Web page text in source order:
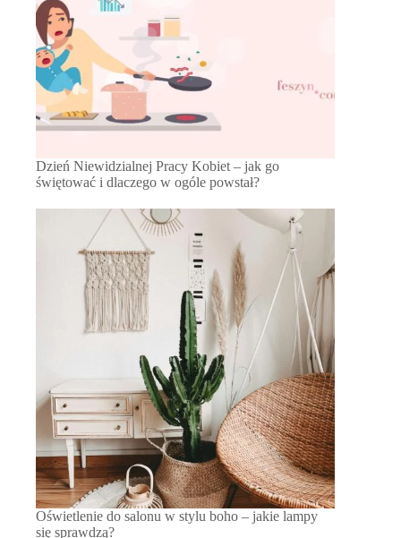
Dzień Niewidzialnej Pracy Kobiet – jak go
świętować i dlaczego w ogóle powstał?
Oświetlenie do salonu w stylu boho – jakie lampy
się sprawdzą?